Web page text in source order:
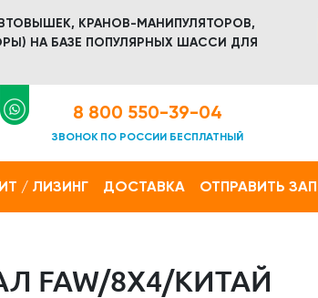
КРАНОВ-МАНИПУЛЯТОРОВ,
НА БАЗЕ ПОПУЛЯРНЫХ ШАССИ ДЛЯ
8 800 550-39-04
ЗВОНОК ПО РОССИИ БЕСПЛАТНЫЙ
/ ЛИЗИНГ ДОСТАВКА ОТПРАВИТЬ
FAW/8Х4/КИТАЙ